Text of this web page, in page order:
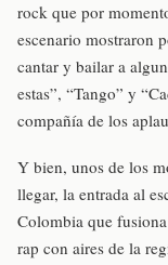
rock que por
escenario mostraron
cantar y bailar a
estas”, “Tango” y
compañía de los
Y bien, unos de los
llegar, la entrada al
Colombia que
rap con aires de la